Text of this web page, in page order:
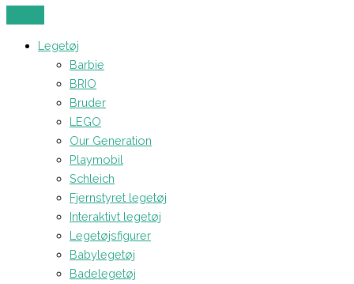
Legetøj
Barbie
BRIO
Bruder
LEGO
Our Generation
Playmobil
Schleich
Fjernstyret legetøj
Interaktivt legetøj
Legetøjsfigurer
Babylegetøj
Badelegetøj